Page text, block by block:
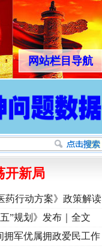
网站栏目导航
开新局
药行动方案》政策解读
”规划》发布｜全文
军优属拥政爱民工作